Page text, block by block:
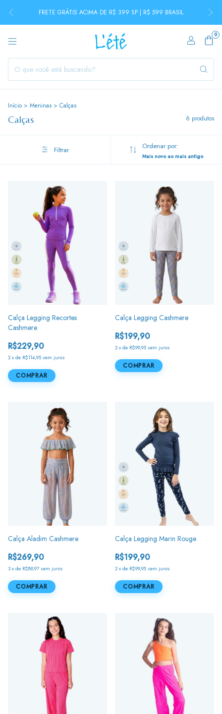
FRETE GRÁTIS ACIMA DE R$ 399 SP | R$ 599 BRASIL
0
Início > Meninas > Calças
Calças 6 produtos
Filtrar Ordenar por:
Mais novo ao mais antigo
Calça Legging Recortes
Cashmere
R$229,90
2 x de R$114,95 sem juros
COMPRAR
Calça Legging Cashmere
R$199,90
2 x de R$99,95 sem juros
COMPRAR
Calça Aladim Cashmere
R$269,90
3 x de R$89,97 sem juros
COMPRAR
Calça Legging Marin Rouge
R$199,90
2 x de R$99,95 sem juros
COMPRAR